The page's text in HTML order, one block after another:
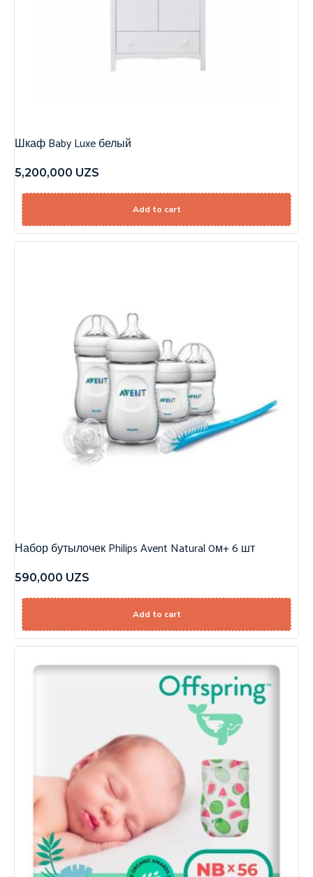
Шкаф Baby Luxe белый
5,200,000 UZS
Add to cart
Набор бутылочек Philips Avent Natural 0м+ 6 шт
590,000 UZS
Add to cart